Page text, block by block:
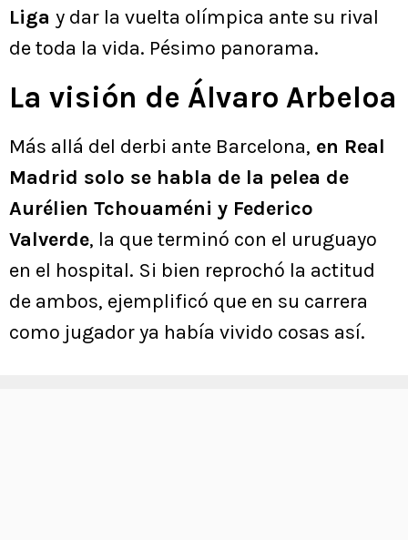
Liga y dar la vuelta olímpica ante su rival
de toda la vida. Pésimo panorama.
La visión de Álvaro Arbeloa
Más allá del derbi ante Barcelona, en Real
Madrid solo se habla de la pelea de
Aurélien Tchouaméni y Federico
Valverde, la que terminó con el uruguayo
en el hospital. Si bien reprochó la actitud
de ambos, ejemplificó que en su carrera
como jugador ya había vivido cosas así.